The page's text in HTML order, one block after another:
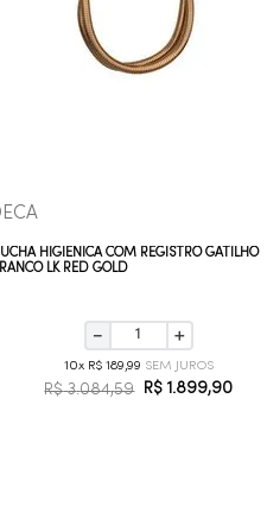
VEJA MAIS
HIGIÊNICA COM REGISTRO GATILHO
LK RED GOLD
＋
－
10 R$ 189,99
R$ 3.084,59 R$ 1 .899,90